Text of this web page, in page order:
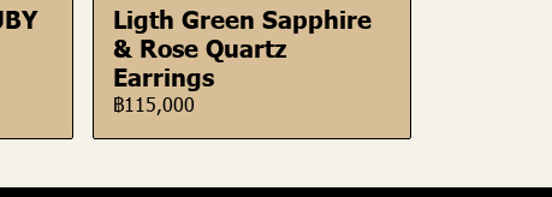
Ligth Green Sapphire
& Rose Quartz
Earrings
฿115,000